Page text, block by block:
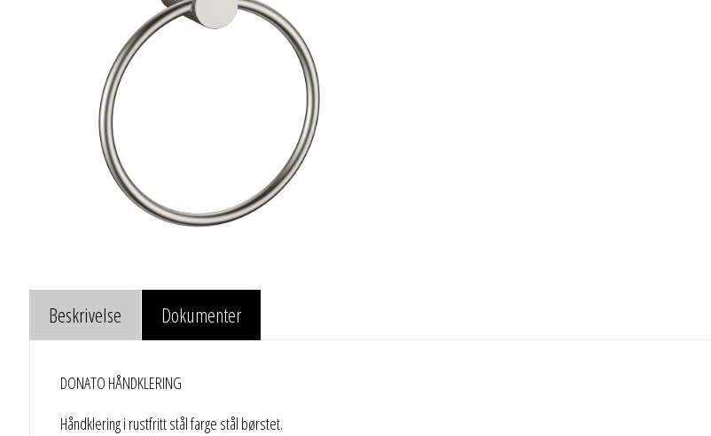
Beskrivelse Dokumenter
DONATO HÅNDKLERING
Håndklering i rustfritt stål farge stål børstet.